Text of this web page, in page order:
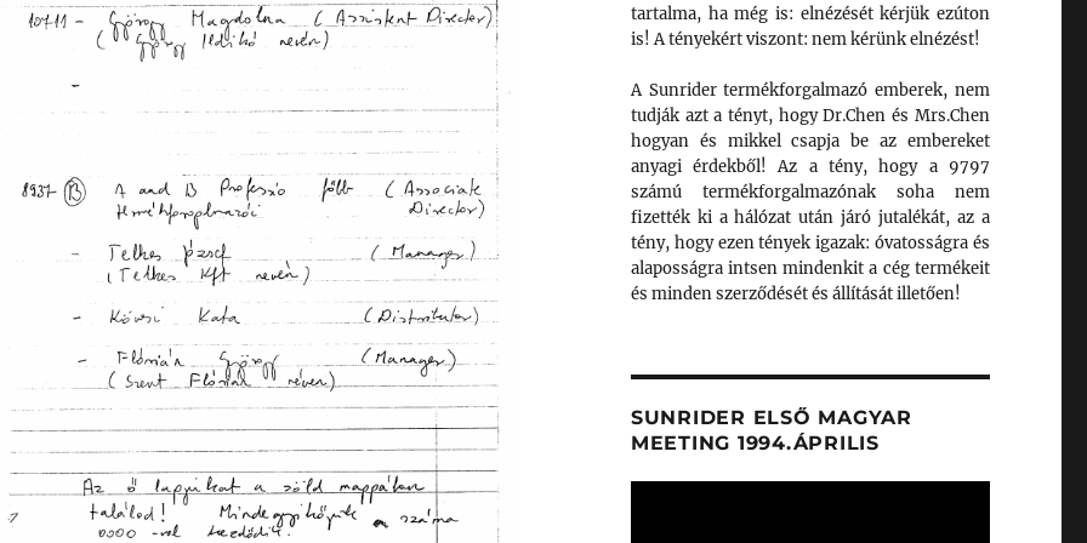
tartalma, ha még is: elnézését kérjük ezúton
is! A tényekért viszont: nem kérünk elnézést!
A Sunrider termékforgalmazó emberek, nem
tudják azt a tényt, hogy Dr.Chen és Mrs.Chen
hogyan és mikkel csapja be az embereket
anyagi érdekből! Az a tény, hogy a 9797
számú termékforgalmazónak soha nem
fizették ki a hálózat után járó jutalékát, az a
tény, hogy ezen tények igazak: óvatosságra és
alaposságra intsen mindenkit a cég termékeit
és minden szerződését és állítását illetően!
SUNRIDER ELSŐ MAGYAR
MEETING 1994.ÁPRILIS